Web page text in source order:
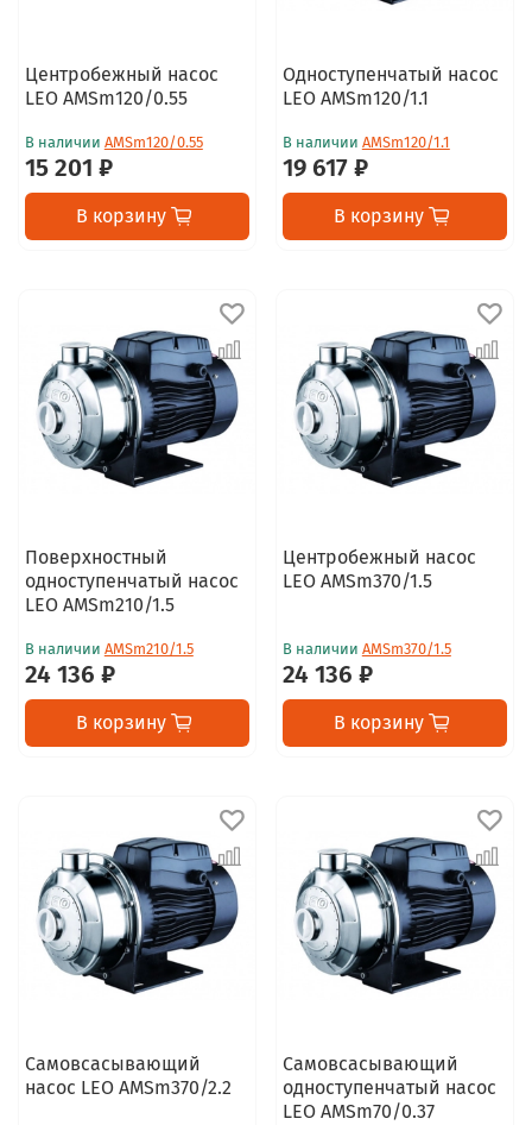
Центробежный насос
LEO AMSm120/0.55
В наличии AMSm120/0.55
15 201 ₽
В корзину
Одноступенчатый насос
LEO AMSm120/1.1
В наличии AMSm120/1.1
19 617 ₽
В корзину
Поверхностный
одноступенчатый насос
LEO AMSm210/1.5
В наличии AMSm210/1.5
24 136 ₽
В корзину
Центробежный насос
LEO AMSm370/1.5
В наличии AMSm370/1.5
24 136 ₽
В корзину
Самовсасывающий
насос LEO AMSm370/2.2
Самовсасывающий
одноступенчатый насос
LEO AMSm70/0.37